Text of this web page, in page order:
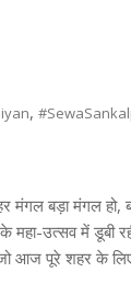
,
मंगल बड़ा मंगल
उत्सव में डूबी रही,
आज पूरे शहर के